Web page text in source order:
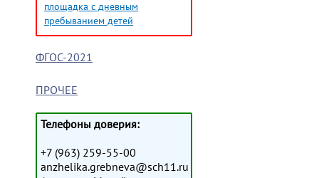
площадка с дневным
пребыванием детей
ФГОС-2021
ПРОЧЕЕ
Телефоны доверия:
+7 (963) 259-55-00
anzhelika.grebneva@sch11.ru